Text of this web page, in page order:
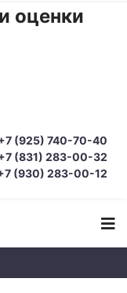
оценки
(925) 740-70-40
(831) 283-00-32
(930) 283-00-12